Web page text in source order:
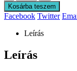
Kosárba teszem
Facebook Twitter
Leírás
Leírás